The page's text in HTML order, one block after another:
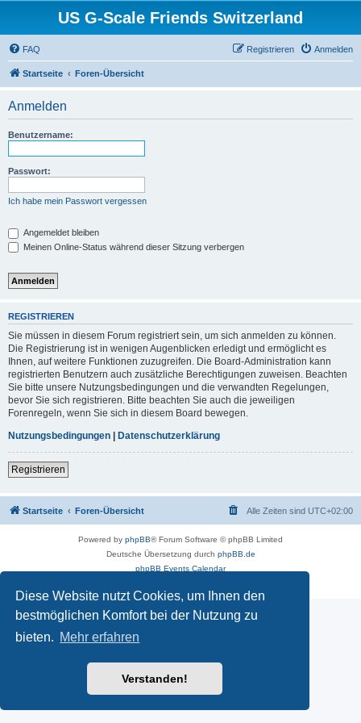
Diese Website nutzt Cookies, um Ihnen den
bestmöglichen Komfort bei der Nutzung zu
bieten. Mehr erfahren
Verstanden!
US G-Scale Friends Switzerland
FAQ Anmelden
Registrieren
Startseite Foren-Übersicht
Anmelden
Benutzername:
Passwort:
Ich habe mein Passwort vergessen
Angemeldet bleiben
Meinen Online-Status während dieser Sitzung verbergen
REGISTRIEREN
Sie müssen in diesem Forum registriert sein, um sich anmelden zu können.
Die Registrierung ist in wenigen Augenblicken erledigt und ermöglicht es
Ihnen, auf weitere Funktionen zuzugreifen. Die Board-Administration kann
registrierten Benutzern auch zusätzliche Berechtigungen zuweisen. Beachten
Sie bitte unsere Nutzungsbedingungen und die verwandten Regelungen,
bevor Sie sich registrieren. Bitte beachten Sie auch die jeweiligen
Forenregeln, wenn Sie sich in diesem Board bewegen.
Nutzungsbedingungen | Datenschutzerklärung
Registrieren
Startseite Foren-Übersicht Alle Zeiten sind UTC+02:00
Powered by phpBB® Forum Software © phpBB Limited
Deutsche Übersetzung durch phpBB.de
phpBB Events Calendar